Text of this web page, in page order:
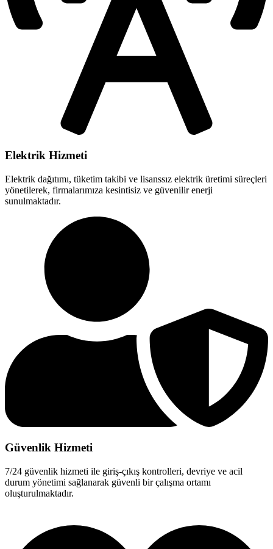
Elektrik Hizmeti
Elektrik dağıtımı, tüketim takibi ve lisanssız elektrik üretimi süreçleri
yönetilerek, firmalarımıza kesintisiz ve güvenilir enerji
sunulmaktadır.
Güvenlik Hizmeti
7/24 güvenlik hizmeti ile giriş-çıkış kontrolleri, devriye ve acil
durum yönetimi sağlanarak güvenli bir çalışma ortamı
oluşturulmaktadır.